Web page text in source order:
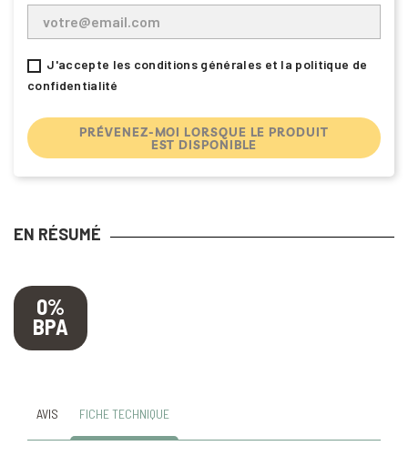
J'accepte les conditions générales et la politique de
confidentialité
PRÉVENEZ-MOI LORSQUE LE PRODUIT
EST DISPONIBLE
EN RÉSUMÉ
0%
BPA
AVIS FICHE TECHNIQUE